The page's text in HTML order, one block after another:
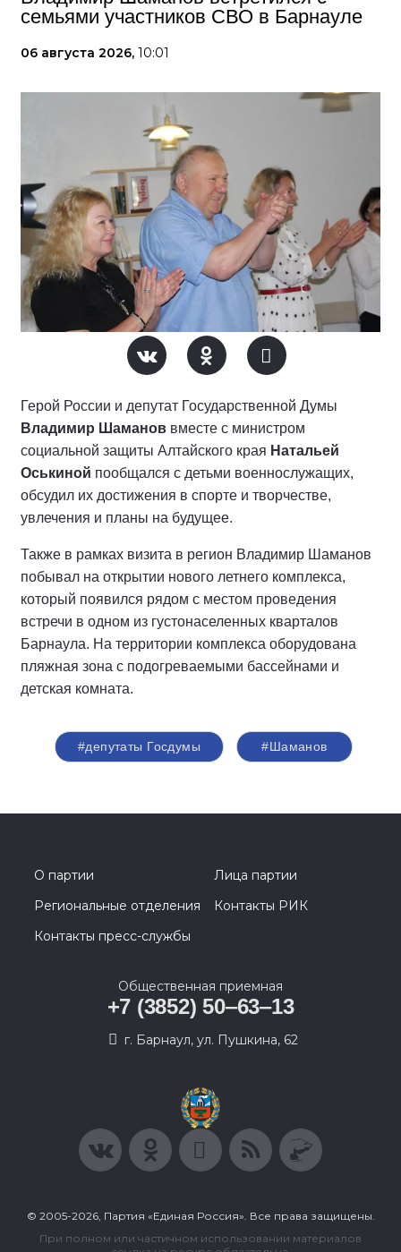
семьями участников СВО в Барнауле
06 августа 2026, 10:01
Герой России и депутат Государственной Думы
Владимир Шаманов вместе с министром
социальной защиты Алтайского края Натальей
Оськиной пообщался с детьми военнослужащих,
обсудил их достижения в спорте и творчестве,
увлечения и планы на будущее.
Также в рамках визита в регион Владимир Шаманов
побывал на открытии нового летнего комплекса,
который появился рядом с местом проведения
встречи в одном из густонаселенных кварталов
Барнаула. На территории комплекса оборудована
пляжная зона с подогреваемыми бассейнами и
детская комната.
#депутаты Госдумы #Шаманов
О партии
Лица партии
Региональные отделения
Контакты РИК
Контакты пресс-службы
Общественная приемная
+7 (3852) 50‒63‒13
г. Барнаул, ул. Пушкина, 62
© 2005-2026, Партия «Единая Россия». Все права защищены.
При полном или частичном использовании материалов